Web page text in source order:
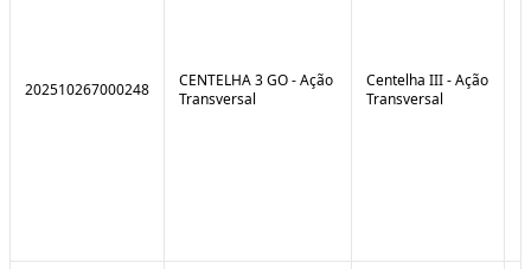
202510267000248
CENTELHA 3 GO - Ação
Transversal
Centelha III - Ação
Transversal